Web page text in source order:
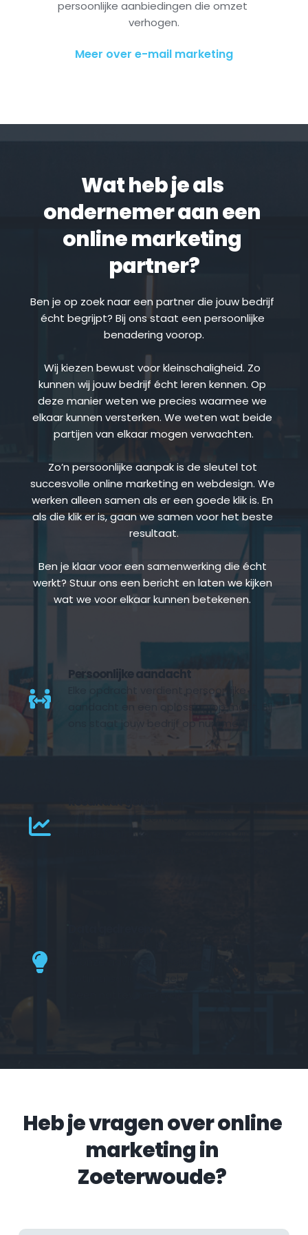
persoonlijke aanbiedingen die omzet
verhogen.
Meer over e-mail marketing
Wat heb je als
ondernemer aan een
online marketing
partner?
Ben je op zoek naar een partner die jouw bedrijf
écht begrijpt? Bij ons staat een persoonlijke
benadering voorop.
Wij kiezen bewust voor kleinschaligheid. Zo
kunnen wij jouw bedrijf écht leren kennen. Op
deze manier weten we precies waarmee we
elkaar kunnen versterken. We weten wat beide
partijen van elkaar mogen verwachten.
Zo’n persoonlijke aanpak is de sleutel tot
succesvolle online marketing en webdesign. We
werken alleen samen als er een goede klik is. En
als die klik er is, gaan we samen voor het beste
resultaat.
Ben je klaar voor een samenwerking die écht
werkt? Stuur ons een bericht en laten we kijken
wat we voor elkaar kunnen betekenen.
Persoonlijke aandacht
Elke opdracht verdient persoonlijke
aandacht en een oplossing op maat. Bij
ons staat jouw bedrijf op nummer 1.
Resultaat gericht
mentaliteit. Al onze oplossingen zijn
Heb je vragen over online
marketing in
Zoeterwoude?